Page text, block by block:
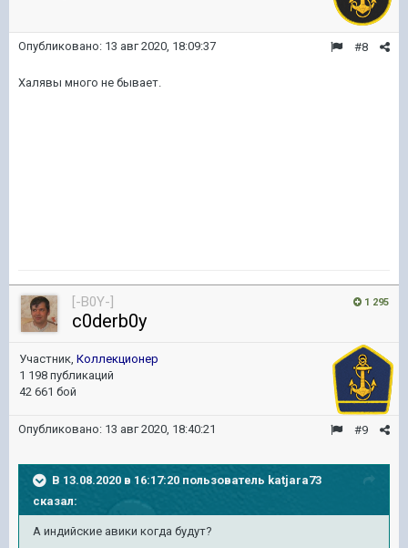
#8
Опубликовано: 13 авг 2020, 18:09:37
Халявы много не бывает.
1 295
[-B0Y-]
c0derb0y
Участник, Коллекционер
1 198 публикаций
42 661 бой
#9
Опубликовано: 13 авг 2020, 18:40:21
В 13.08.2020 в 16:17:20 пользователь katjara73
сказал:
А индийские авики когда будут?